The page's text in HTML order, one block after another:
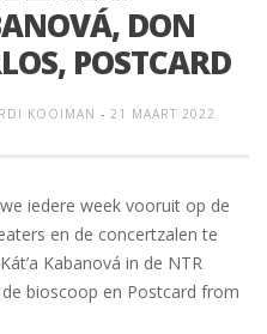
DON
POSTCARD
KOOIMAN - 21 MAART 2022
we iedere week vooruit op de
en de concertzalen te
Kabanová in de NTR
bioscoop en Postcard from